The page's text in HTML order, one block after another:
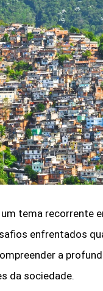
tema recorrente
enfrentados
a
da sociedade.